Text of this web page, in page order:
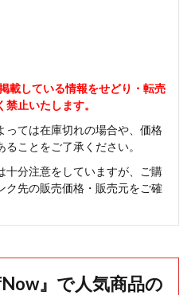
載している情報をせどり・転売
止いたします。
っては在庫切れの場合や、価格
ことをご了承ください。
十分注意をしていますが、ご購
ク先の販売価格・販売元をご確
』で人気商品の